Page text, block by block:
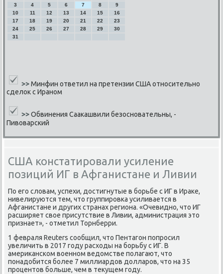
3 4 5 6 7 8
9
10
11 12 13 14 15
16
17
18 19 20 21 22
23
24
25 26 27 28 29
30
31
>>Минфин ответил на претензии США относительно
сделок с Ираном
>>Обвинения Саакашвили безосновательны, -
Пивоварский
США констатировали усиление
позиций ИГ в Афганистане и Ливии
По его словам, успехи, достигнутые в борьбе с ИГ в Ираке,
нивелируются тем, что группировка усиливается в
Афганистане и других странах региона. «Очевидно, что ИГ
расширяет свое присутствие в Ливии, администрация это
признает», - отметил Торнберри.
1 февраля Reuters сообщил, что Пентагон попросил
увеличить в 2017 году расходы на борьбу с ИГ. В
американском военном ведомстве полагают, что
понадобится более 7 миллиардов долларов, что на 35
процентов больше, чем в текущем году.